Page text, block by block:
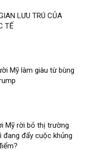
LƯU TRÚ CỦA
TẾ
Mỹ làm giàu từ bùng
Mỹ rời bỏ thị trường
đang đẩy cuộc khủng